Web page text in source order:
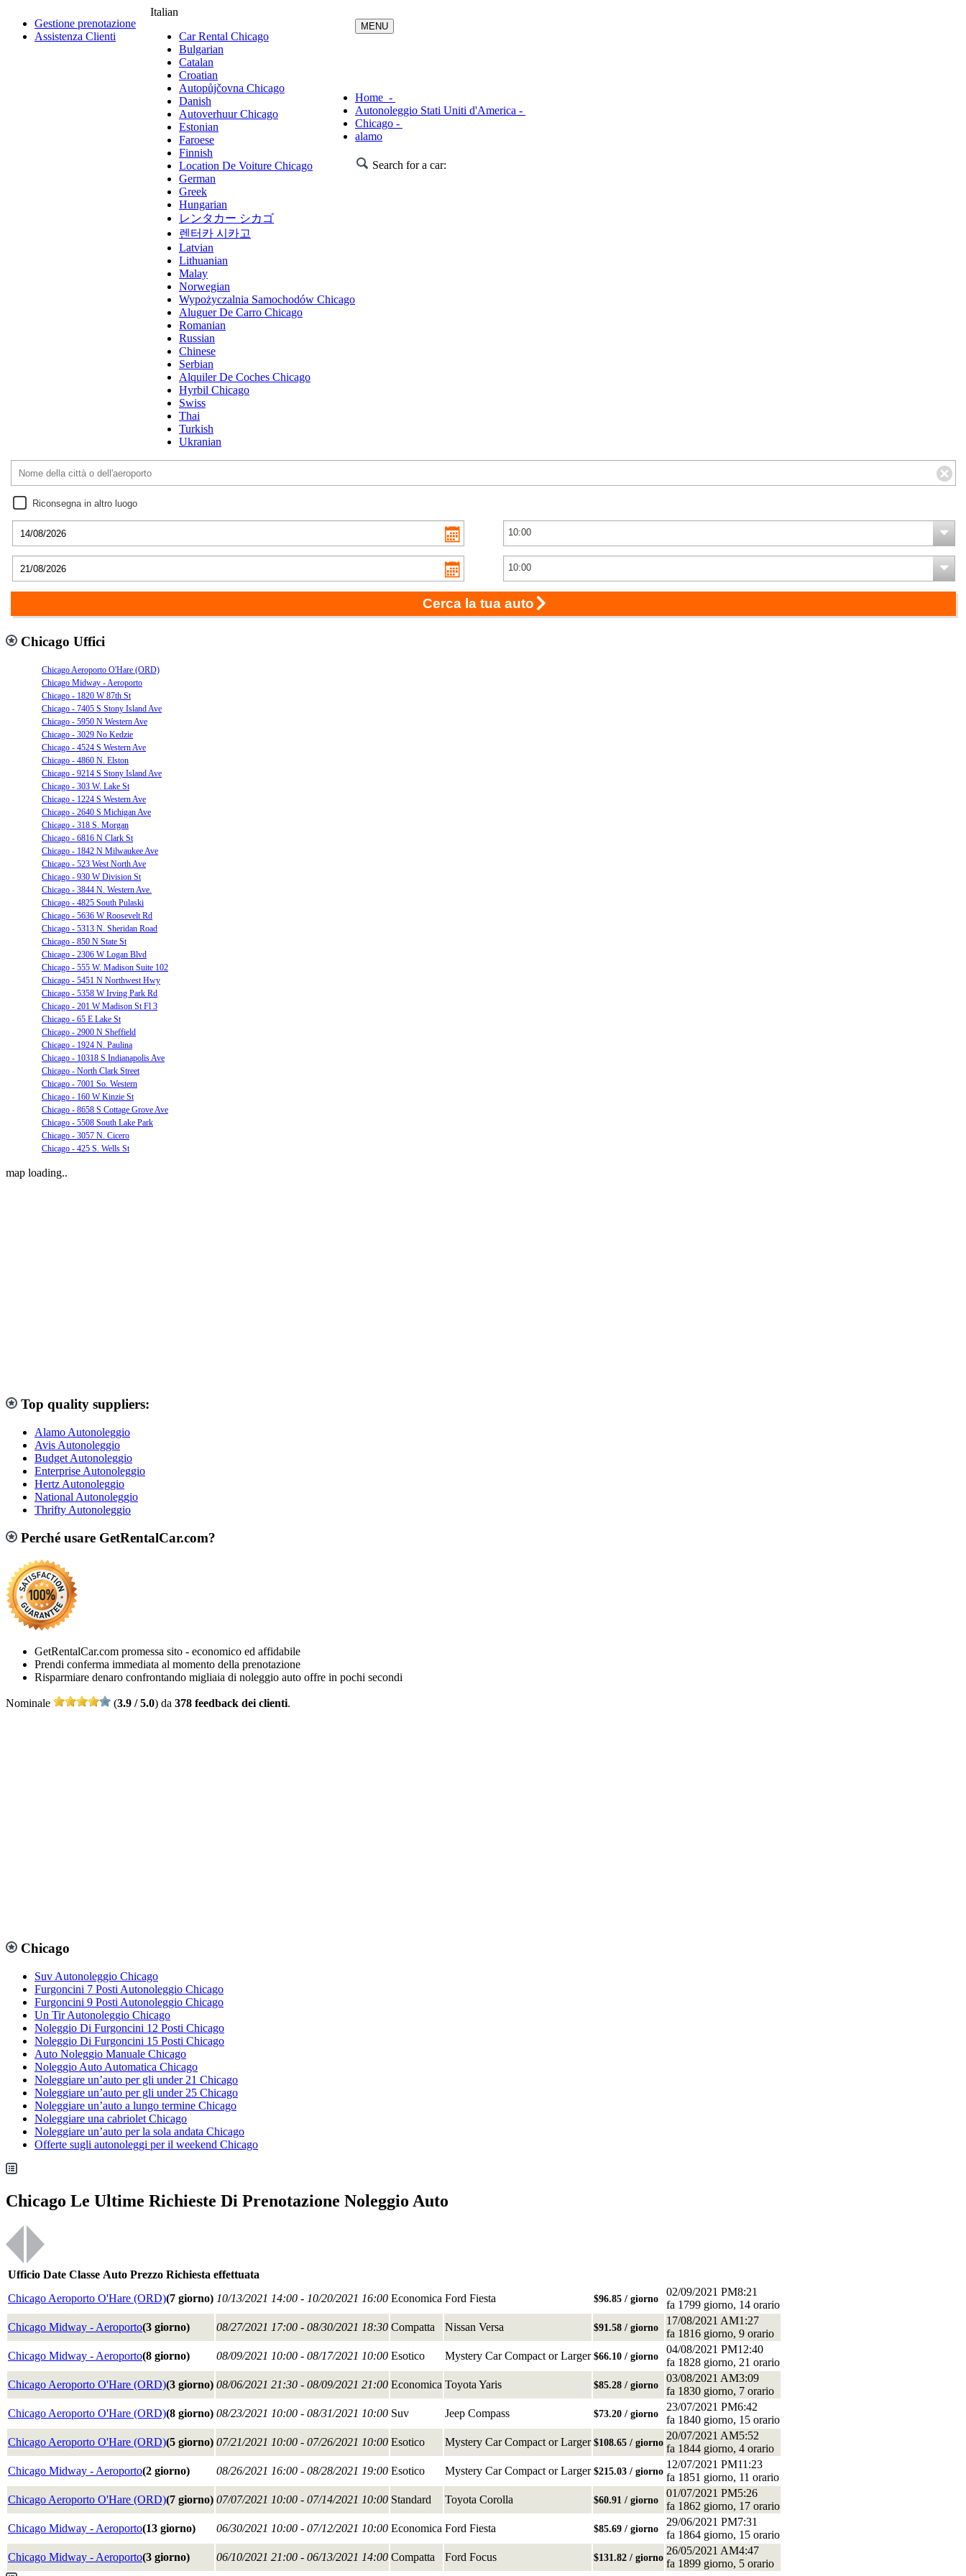
Gestione prenotazione
Assistenza Clienti
Italian
Car Rental Chicago
Bulgarian
Catalan
Croatian
Autopůjčovna Chicago
Danish
Autoverhuur Chicago
Estonian
Faroese
Finnish
Location De Voiture Chicago
German
Greek
Hungarian
レンタカー シカゴ
렌터카 시카고
Latvian
Lithuanian
Malay
Norwegian
Wypożyczalnia Samochodów Chicago
Aluguer De Carro Chicago
Romanian
Russian
Chinese
Serbian
Alquiler De Coches Chicago
Hyrbil Chicago
Swiss
Thai
Turkish
Ukranian
Home -
Autonoleggio Stati Uniti d'America -
Chicago -
alamo
Search for a car:
Riconsegna in altro luogo
Cerca la tua auto
Chicago Uffici
Chicago Aeroporto O'Hare (ORD)
Chicago Midway - Aeroporto
Chicago - 1820 W 87th St
Chicago - 7405 S Stony Island Ave
Chicago - 5950 N Western Ave
Chicago - 3029 No Kedzie
Chicago - 4524 S Western Ave
Chicago - 4860 N. Elston
Chicago - 9214 S Stony Island Ave
Chicago - 303 W. Lake St
Chicago - 1224 S Western Ave
Chicago - 2640 S Michigan Ave
Chicago - 318 S. Morgan
Chicago - 6816 N Clark St
Chicago - 1842 N Milwaukee Ave
Chicago - 523 West North Ave
Chicago - 930 W Division St
Chicago - 3844 N. Western Ave.
Chicago - 4825 South Pulaski
Chicago - 5636 W Roosevelt Rd
Chicago - 5313 N. Sheridan Road
Chicago - 850 N State St
Chicago - 2306 W Logan Blvd
Chicago - 555 W. Madison Suite 102
Chicago - 5451 N Northwest Hwy
Chicago - 5358 W Irving Park Rd
Chicago - 201 W Madison St Fl 3
Chicago - 65 E Lake St
Chicago - 2900 N Sheffield
Chicago - 1924 N. Paulina
Chicago - 10318 S Indianapolis Ave
Chicago - North Clark Street
Chicago - 7001 So. Western
Chicago - 160 W Kinzie St
Chicago - 8658 S Cottage Grove Ave
Chicago - 5508 South Lake Park
Chicago - 3057 N. Cicero
Chicago - 425 S. Wells St
map loading..
Top quality suppliers:
Alamo Autonoleggio
Avis Autonoleggio
Budget Autonoleggio
Enterprise Autonoleggio
Hertz Autonoleggio
National Autonoleggio
Thrifty Autonoleggio
Perché usare GetRentalCar.com?
GetRentalCar.com promessa sito - economico ed affidabile
Prendi conferma immediata al momento della prenotazione
Risparmiare denaro confrontando migliaia di noleggio auto offre in pochi secondi
Nominale (3.9 / 5.0) da 378 feedback dei clienti.
Chicago
Suv Autonoleggio Chicago
Furgoncini 7 Posti Autonoleggio Chicago
Furgoncini 9 Posti Autonoleggio Chicago
Un Tir Autonoleggio Chicago
Noleggio Di Furgoncini 12 Posti Chicago
Noleggio Di Furgoncini 15 Posti Chicago
Auto Noleggio Manuale Chicago
Noleggio Auto Automatica Chicago
Noleggiare un’auto per gli under 21 Chicago
Noleggiare un’auto per gli under 25 Chicago
Noleggiare un’auto a lungo termine Chicago
Noleggiare una cabriolet Chicago
Noleggiare un’auto per la sola andata Chicago
Offerte sugli autonoleggi per il weekend Chicago
Chicago Le Ultime Richieste Di Prenotazione Noleggio Auto
Ufficio Date Classe Auto Prezzo Richiesta effettuata
Chicago Aeroporto O'Hare (ORD)(7 giorno) 10/13/2021 14:00 - 10/20/2021 16:00 Economica Ford Fiesta $96.85 / giorno
02/09/2021 PM8:21
fa 1799 giorno, 14 orario
Chicago Midway - Aeroporto(3 giorno) 08/27/2021 17:00 - 08/30/2021 18:30 Compatta Nissan Versa $91.58 / giorno
17/08/2021 AM1:27
fa 1816 giorno, 9 orario
Chicago Midway - Aeroporto(8 giorno) 08/09/2021 10:00 - 08/17/2021 10:00 Esotico Mystery Car Compact or Larger $66.10 / giorno
04/08/2021 PM12:40
fa 1828 giorno, 21 orario
Chicago Aeroporto O'Hare (ORD)(3 giorno) 08/06/2021 21:30 - 08/09/2021 21:00 Economica Toyota Yaris $85.28 / giorno
03/08/2021 AM3:09
fa 1830 giorno, 7 orario
Chicago Aeroporto O'Hare (ORD)(8 giorno) 08/23/2021 10:00 - 08/31/2021 10:00 Suv Jeep Compass $73.20 / giorno
23/07/2021 PM6:42
fa 1840 giorno, 15 orario
Chicago Aeroporto O'Hare (ORD)(5 giorno) 07/21/2021 10:00 - 07/26/2021 10:00 Esotico Mystery Car Compact or Larger $108.65 / giorno
20/07/2021 AM5:52
fa 1844 giorno, 4 orario
Chicago Midway - Aeroporto(2 giorno) 08/26/2021 16:00 - 08/28/2021 19:00 Esotico Mystery Car Compact or Larger $215.03 / giorno
12/07/2021 PM11:23
fa 1851 giorno, 11 orario
Chicago Aeroporto O'Hare (ORD)(7 giorno) 07/07/2021 10:00 - 07/14/2021 10:00 Standard Toyota Corolla $60.91 / giorno
01/07/2021 PM5:26
fa 1862 giorno, 17 orario
Chicago Midway - Aeroporto(13 giorno) 06/30/2021 10:00 - 07/12/2021 10:00 Economica Ford Fiesta $85.69 / giorno
29/06/2021 PM7:31
fa 1864 giorno, 15 orario
Chicago Midway - Aeroporto(3 giorno) 06/10/2021 21:00 - 06/13/2021 14:00 Compatta Ford Focus $131.82 / giorno
26/05/2021 AM4:47
fa 1899 giorno, 5 orario